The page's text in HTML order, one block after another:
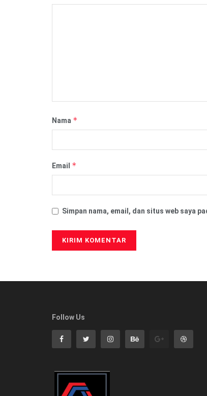
Nama *
Email *
Simpan nama, email, dan situs web saya
Follow Us